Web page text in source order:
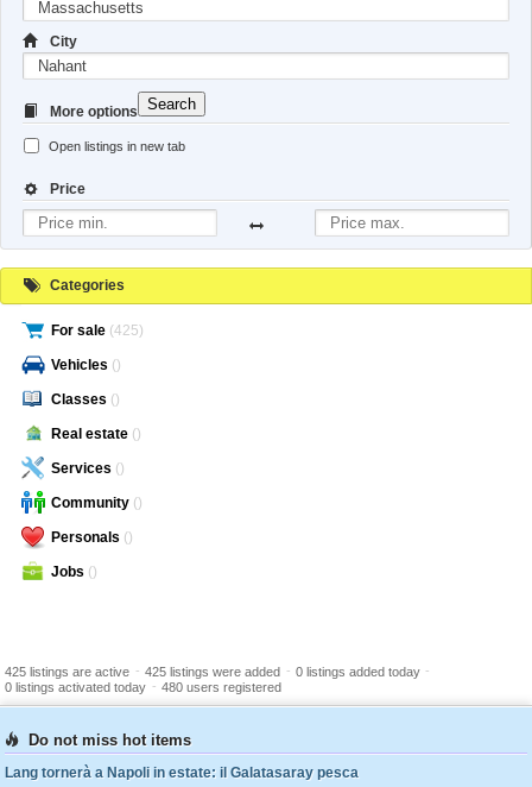
City
More options
Open listings in new tab
Price
Search
Categories
For sale (425)
Vehicles ()
Classes ()
Real estate ()
Services ()
Community ()
Personals ()
Jobs ()
425 listings are active - 425 listings were added - 0 listings added today -
0 listings activated today - 480 users registered
Do not miss hot items
Lang tornerà a Napoli in estate: il Galatasaray pesca